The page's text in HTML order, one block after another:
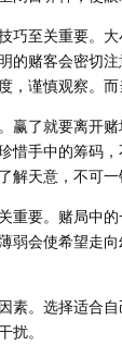
巧至关重要。
的赌客会密切
，谨慎观察。
赢了就要离开
惜手中的筹码
解天意，不可
重要。赌局中
弱会使希望走
素。选择适合
扰。